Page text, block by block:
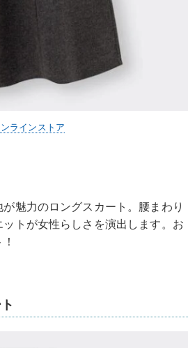
ラインストア
魅力のロングスカート。腰まわり
トが女性らしさを演出します。お